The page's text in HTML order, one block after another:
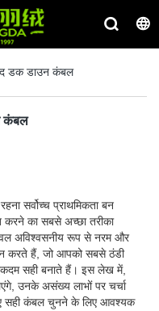
डक डाउन कंबल
कंबल
सर्वोच्च प्राथमिकता बन
करने का सबसे अच्छा तरीका
अविश्वसनीय रूप से नरम और
करते हैं, जो आपको सबसे ठंडी
सही बनाते हैं। इस लेख में,
उनके असंख्य लाभों पर चर्चा
सही कंबल चुनने के लिए आवश्यक